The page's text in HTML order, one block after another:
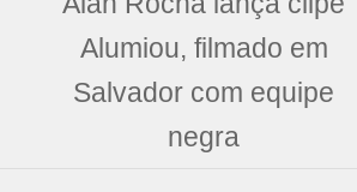
Alumiou, filmado em
Salvador com equipe
negra